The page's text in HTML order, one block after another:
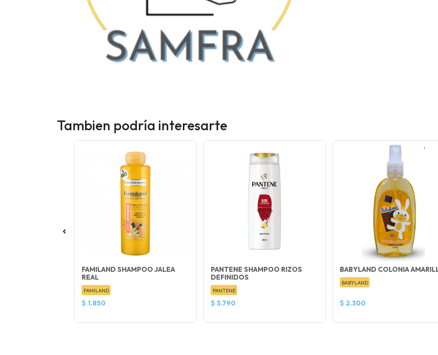
Tambien podría interesarte
FAMILAND SHAMPOO JALEA
REAL
FAMILAND
$ 1.850
PANTENE SHAMPOO RIZOS
DEFINIDOS
PANTENE
$ 3.790
BABYLAND COLONIA
BABYLAND
$ 2.300